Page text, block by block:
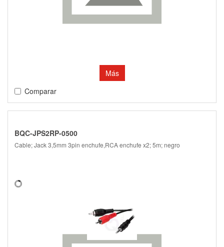
Más
Comparar
BQC-JPS2RP-0500
Cable; Jack 3,5mm 3pin enchufe,RCA enchufe x2; 5m; negro